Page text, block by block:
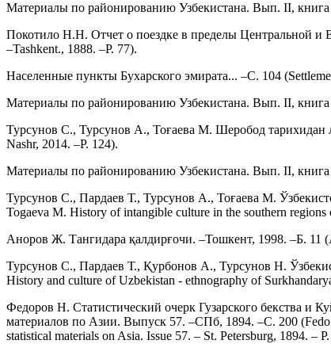
Материалы по районированию Узбекистана. Вып. II, книга
Покотило Н.Н. Отчет о поездке в пределы Центральной и
–Tashkent., 1888. –P. 77).
Населенные пункты Бухарского эмирата... –С. 104
Материалы по районированию Узбекистана. Вып. II, книга
Турсунов С., Турсунов А., Тоғаева М. Шеробод тарихидан
Nashr, 2014. –P. 124).
Материалы по районированию Узбекистана. Вып. II, книга
Турсунов С., Пардаев Т., Турсунов А., Тоғаева М.
Togaeva M. History of intangible culture in the southern
Аноров Ж. Тангидара қалдирғочи. –Тошкент, 1998. –Б. 11
Турсунов С., Пардаев Т., Қурбонов А., Турсунов Н.
History and culture of Uzbekistan - ethnography of
Федоров Н. Статистический очерк Гузарского бекства и
материалов по Азии. Выпуск 57. –СПб, 1894. –С. 200
statistical materials on Asia. Issue 57. – St. Petersburg, 1894. –